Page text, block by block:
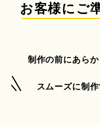
お客様にご
制作の前にあら
スムーズに制